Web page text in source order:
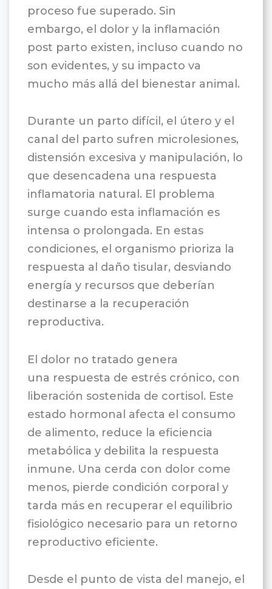
proceso fue superado. Sin
embargo, el dolor y la inflamación
post parto existen, incluso cuando no
son evidentes, y su impacto va
mucho más allá del bienestar animal.
Durante un parto difícil, el útero y el
canal del parto sufren microlesiones,
distensión excesiva y manipulación, lo
que desencadena una respuesta
inflamatoria natural. El problema
surge cuando esta inflamación es
intensa o prolongada. En estas
condiciones, el organismo prioriza la
respuesta al daño tisular, desviando
energía y recursos que deberían
destinarse a la recuperación
reproductiva.
El dolor no tratado genera
una respuesta de estrés crónico, con
liberación sostenida de cortisol. Este
estado hormonal afecta el consumo
de alimento, reduce la eficiencia
metabólica y debilita la respuesta
inmune. Una cerda con dolor come
menos, pierde condición corporal y
tarda más en recuperar el equilibrio
fisiológico necesario para un retorno
reproductivo eficiente.
Desde el punto de vista del manejo, el